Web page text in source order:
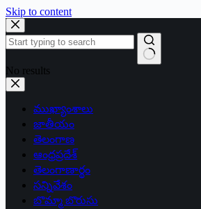
Skip to content
No results
ముఖ్యాంశాలు
జాతీయం
తెలంగాణ
ఆంధ్రప్రదేశ్
తెలంగాణార్థం
సన్నివేశం
బొమ్మా బొరుసు